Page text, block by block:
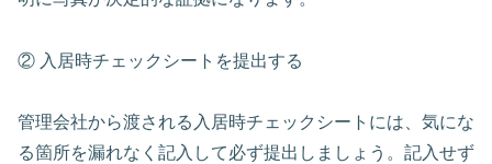
② 入居時チェックシートを提出する
管理会社から渡される入居時チェックシートには、気にな
る箇所を漏れなく記入して必ず提出しましょう。記入せず